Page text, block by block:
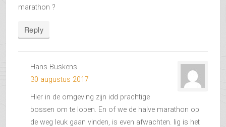
marathon ?
Reply
Hans Buskens
30 augustus 2017
Hier in de omgeving zijn idd prachtige
bossen om te lopen. En of we de halve marathon op
de weg leuk gaan vinden, is even afwachten. Iig is het